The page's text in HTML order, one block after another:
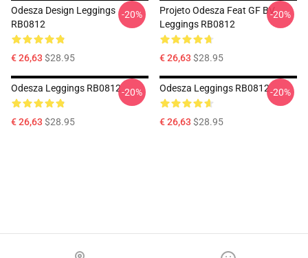
Odesza Design Leggings
RB0812
€ 26,63 $28.95
-20%
Projeto Odesza Feat GF BV
Leggings RB0812
€ 26,63 $28.95
-20%
Odesza Leggings RB0812
€ 26,63 $28.95
-20% Odesza Leggings RB0812
€ 26,63 $28.95
-20%